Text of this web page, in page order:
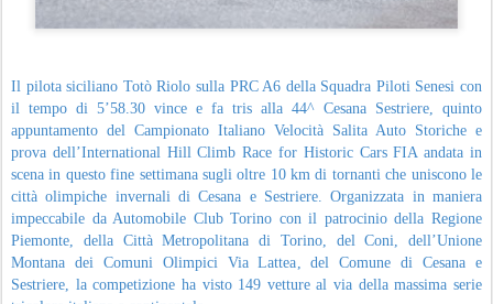
Il pilota siciliano Totò Riolo sulla PRC A6 della Squadra Piloti Senesi con
il tempo di 5’58.30 vince e fa tris alla 44^ Cesana Sestriere, quinto
appuntamento del Campionato Italiano Velocità Salita Auto Storiche e
prova dell’International Hill Climb Race for Historic Cars FIA andata in
scena in questo fine settimana sugli oltre 10 km di tornanti che uniscono le
città olimpiche invernali di Cesana e Sestriere. Organizzata in maniera
impeccabile da Automobile Club Torino con il patrocinio della Regione
Piemonte, della Città Metropolitana di Torino, del Coni, dell’Unione
Montana dei Comuni Olimpici Via Lattea, del Comune di Cesana e
Sestriere, la competizione ha visto 149 vetture al via della massima serie